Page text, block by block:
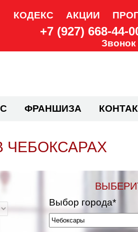
КОДЕКС АКЦИИ
+7 (927) 668-44-
ФРАНШИЗА
ЧЕБОКСАРАХ
Выбор города*